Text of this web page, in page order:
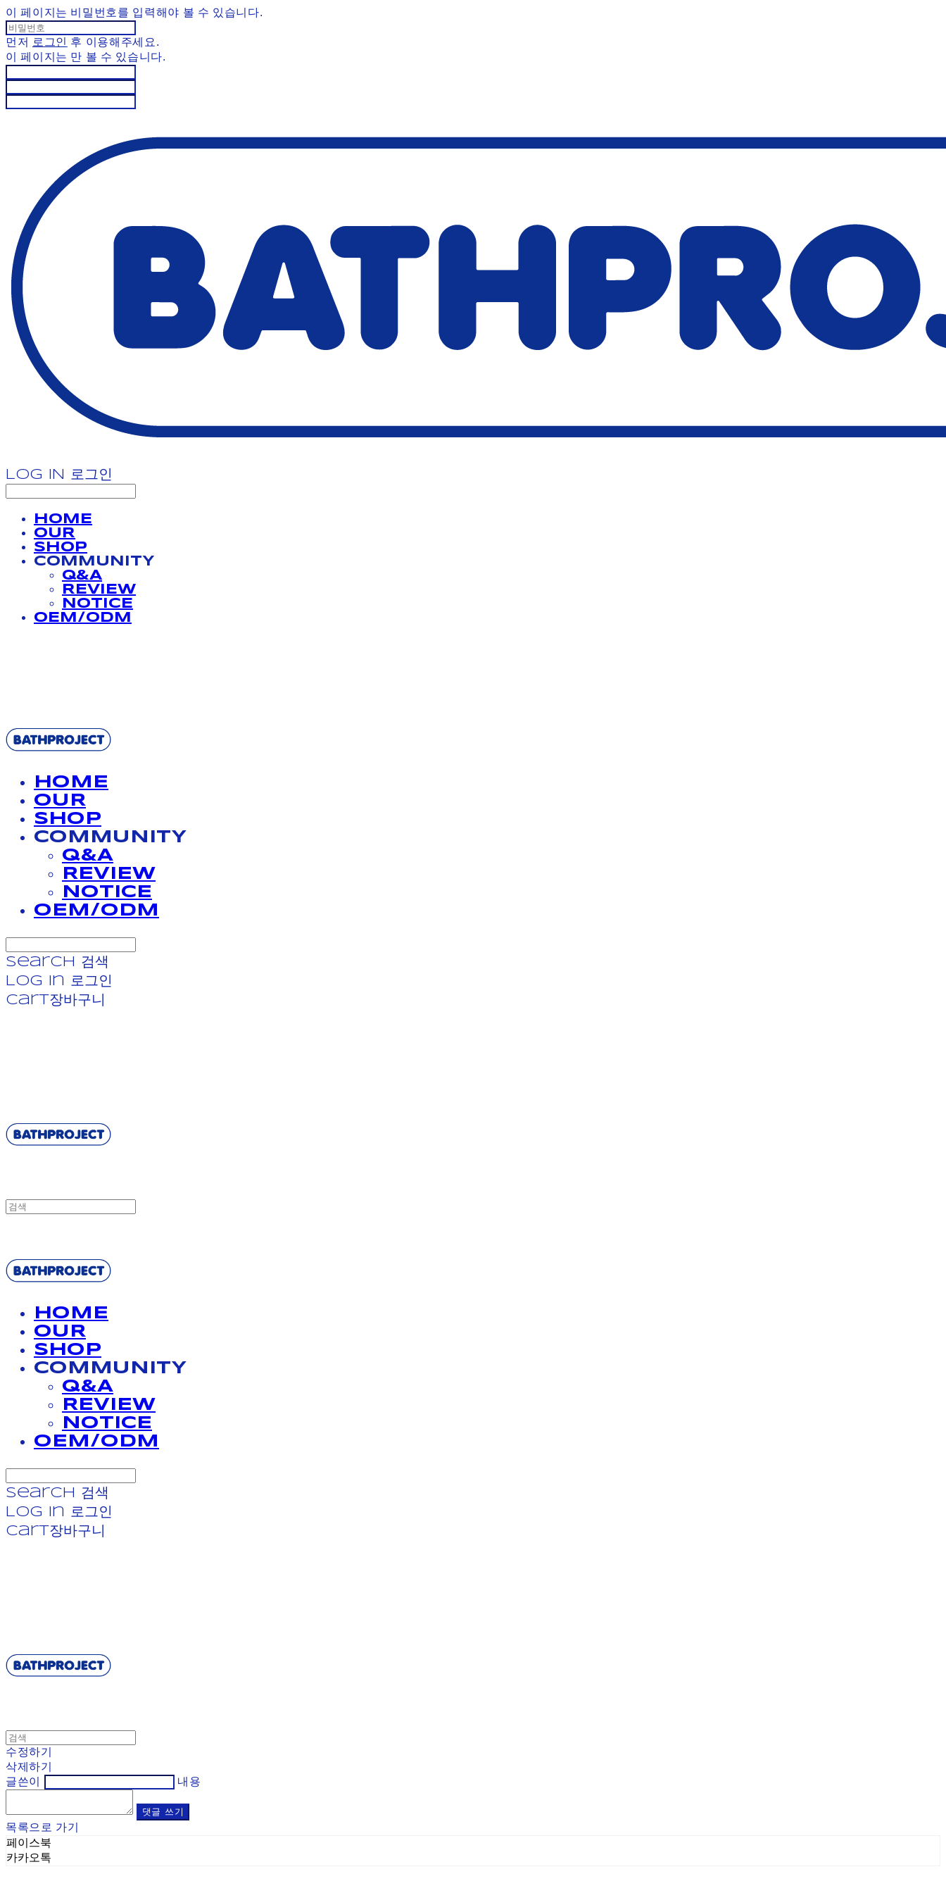
이 페이지는 비밀번호를 입력해야 볼 수 있습니다.
먼저 로그인 후 이용해주세요.
이 페이지는 만 볼 수 있습니다.
LOG IN 로그인
HOME
OUR
SHOP
COMMUNITY
Q&A
REVIEW
NOTICE
OEM/ODM
HOME
OUR
SHOP
COMMUNITY
Q&A
REVIEW
NOTICE
OEM/ODM
Search
검색
Log In
로그인
Cart장바구니
HOME
OUR
SHOP
COMMUNITY
Q&A
REVIEW
NOTICE
OEM/ODM
Search
검색
Log In
로그인
Cart장바구니
수정하기
삭제하기
글쓴이
내용
댓글 쓰기
목록으로 가기
페이스북
카카오톡